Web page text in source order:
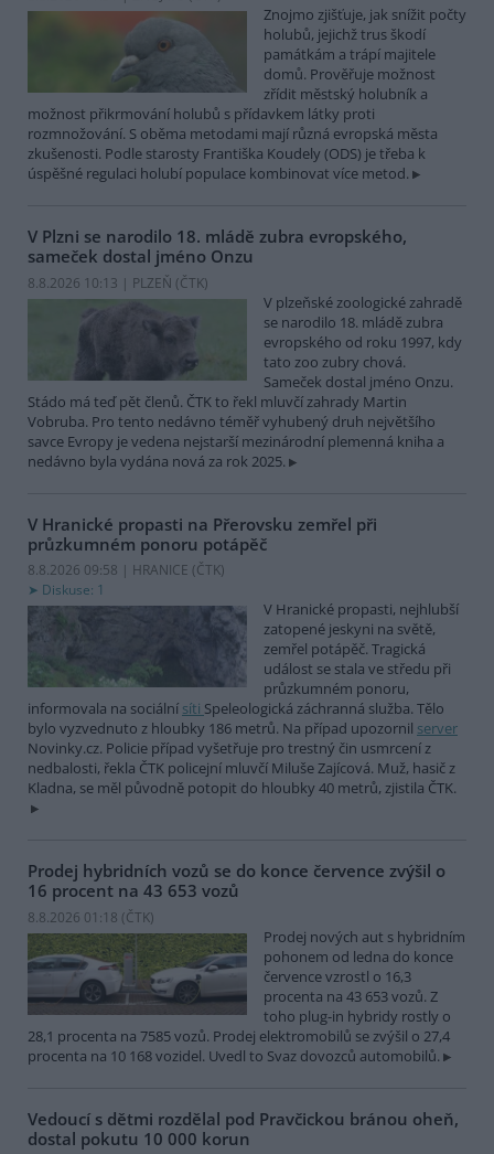
Znojmo zjišťuje, jak snížit počty
holubů, jejichž trus škodí
památkám a trápí majitele
domů. Prověřuje možnost
zřídit městský holubník a
možnost přikrmování holubů s přídavkem látky proti
rozmnožování. S oběma metodami mají různá evropská města
zkušenosti. Podle starosty Františka Koudely (ODS) je třeba k
úspěšné regulaci holubí populace kombinovat více metod.
V Plzni se narodilo 18. mládě zubra evropského,
sameček dostal jméno Onzu
8.8.2026 10:13 | PLZEŇ (ČTK)
V plzeňské zoologické zahradě
se narodilo 18. mládě zubra
evropského od roku 1997, kdy
tato zoo zubry chová.
Sameček dostal jméno Onzu.
Stádo má teď pět členů. ČTK to řekl mluvčí zahrady Martin
Vobruba. Pro tento nedávno téměř vyhubený druh největšího
savce Evropy je vedena nejstarší mezinárodní plemenná kniha a
nedávno byla vydána nová za rok 2025.
V Hranické propasti na Přerovsku zemřel při
průzkumném ponoru potápěč
8.8.2026 09:58 | HRANICE (ČTK)
Diskuse: 1
V Hranické propasti, nejhlubší
zatopené jeskyni na světě,
zemřel potápěč. Tragická
událost se stala ve středu při
průzkumném ponoru,
informovala na sociální síti Speleologická záchranná služba. Tělo
bylo vyzvednuto z hloubky 186 metrů. Na případ upozornil server
Novinky.cz. Policie případ vyšetřuje pro trestný čin usmrcení z
nedbalosti, řekla ČTK policejní mluvčí Miluše Zajícová. Muž, hasič z
Kladna, se měl původně potopit do hloubky 40 metrů, zjistila ČTK.
Prodej hybridních vozů se do konce července zvýšil o
16 procent na 43 653 vozů
8.8.2026 01:18 (ČTK)
Prodej nových aut s hybridním
pohonem od ledna do konce
července vzrostl o 16,3
procenta na 43 653 vozů. Z
toho plug-in hybridy rostly o
28,1 procenta na 7585 vozů. Prodej elektromobilů se zvýšil o 27,4
procenta na 10 168 vozidel. Uvedl to Svaz dovozců automobilů.
Vedoucí s dětmi rozdělal pod Pravčickou bránou oheň,
dostal pokutu 10 000 korun